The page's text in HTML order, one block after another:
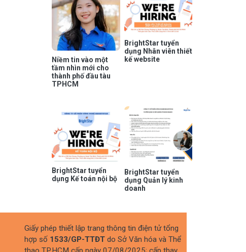
Niềm tin vào một
tầm nhìn mới cho
thành phố đầu tàu
TPHCM
BrightStar tuyển
dụng Nhân viên thiết
kế website
BrightStar tuyển
dụng Kế toán nội bộ
BrightStar tuyển
dụng Quản lý kinh
doanh
Giấy phép thiết lập trang thông tin điện tử tổng
hợp số 1533/GP-TTĐT do Sở Văn hóa và Thể